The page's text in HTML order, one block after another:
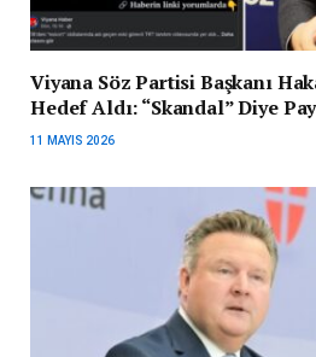
Viyana Söz Partisi Başkanı
Hedef Aldı: “Skandal” Diye
11 MAYIS 2026